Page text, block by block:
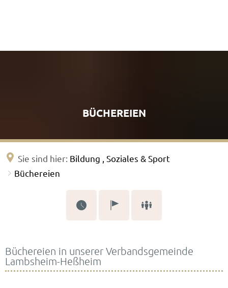
BÜCHEREIEN
Sie sind hier: Bildung , Soziales & Sport
Büchereien
Büchereien
Büchereien in unserer Verbandsgemeinde
Lambsheim-Heßheim